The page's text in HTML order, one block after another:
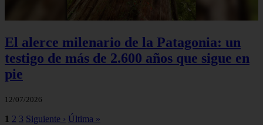
El alerce milenario de la Patagonia: un
testigo de más de 2.600 años que sigue en
pie
12/07/2026
1 2 3 Siguiente › Última »